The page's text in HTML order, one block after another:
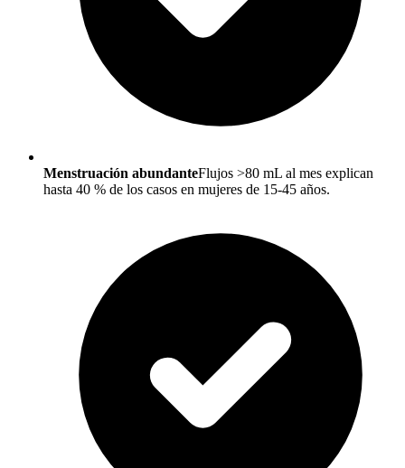
Menstruación abundanteFlujos >80 mL al mes explican
hasta 40 % de los casos en mujeres de 15-45 años.